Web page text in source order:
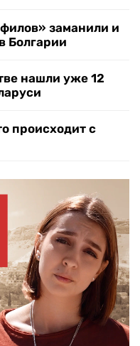
заманили и
Болгарии
нашли уже 12
происходит с